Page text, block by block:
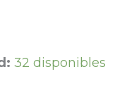
32 disponibles